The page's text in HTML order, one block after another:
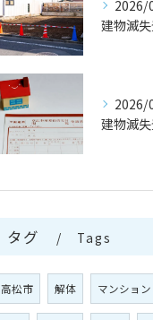
2026/
2026/
タグ Tags
高松市 解体 マンション